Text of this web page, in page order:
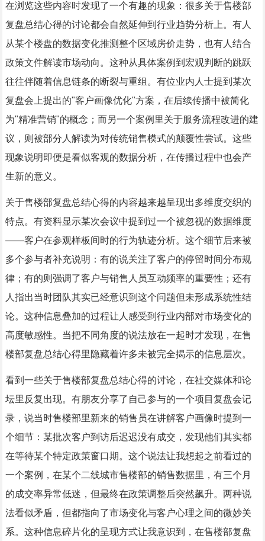
在浏览这些内容时发现了一个有趣的现象：很多关于售楼部
复盘总结心得的讨论都会自然延伸到行业趋势分析上。有人
从某个楼盘的数据变化推测整个区域房价走势，也有人结合
政策文件解读市场动向。这种从具体案例到宏观判断的跳跃
往往伴随着信息链条的断裂与重组。有位业内人士提到某次
复盘会上提出的"客户画像优化"方案，在后续传播中被简化
为"精准营销"的概念；而另一个案例里关于服务流程改进的建
议，则被部分人解读为对传统销售模式的颠覆性尝试。这些
现象说明即便是看似客观的数据分析，在传播过程中也会产
生新的意义。
关于售楼部复盘总结心得的内容越来越呈现出多维度交织的
特点。有资料显示某次会议中提到过一个被忽视的数据维度
——客户在参观样板间时的行为轨迹分析。这个细节后来被
多个参与者补充说明：有的说关注了客户的停留时间分布规
律；有的则强调了客户与销售人员互动频率的重要性；还有
人指出当时团队其实已经意识到这个问题但未形成系统性结
论。这种信息叠加的过程让人感受到行业内部对市场变化的
高度敏感性。当把不同角度的说法放在一起时才发现，在售
楼部复盘总结心得里隐藏着许多未被完全揭示的信息层次。
看到一些关于售楼部复盘总结心得的讨论，在社交媒体和论
坛里反复出现。有朋友分享了自己参与的一个项目复盘会记
录，说当时售楼部里新来的销售员在讲解客户画像时提到一
个细节：某批次客户到访后迟迟没有成交，发现他们其实都
在等待某个特定政策窗口期。这个说法让我想起之前看过的
一个案例，在某个二线城市售楼部的销售数据里，有三个月
的成交率异常低迷，但最终在政策调整后突然飙升。两种说
法看似矛盾，但都指向了市场变化与客户心理之间的微妙关
系。这种信息碎片化的呈现方式让我意识到，在售楼部复盘